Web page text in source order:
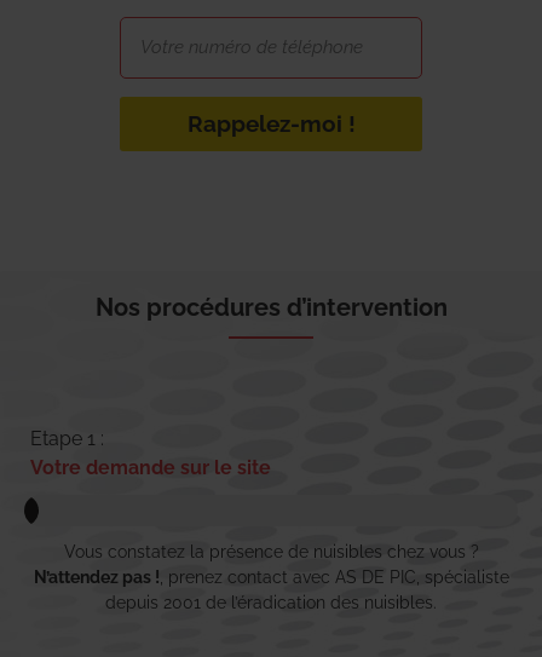
Rappelez-moi !
Nos procédures d’intervention
Etape 1 :
Votre demande sur le site
Vous constatez la présence de nuisibles chez vous ?
N’attendez pas ! , prenez contact avec AS DE PIC, spécialiste
depuis 2001 de l’éradication des nuisibles.